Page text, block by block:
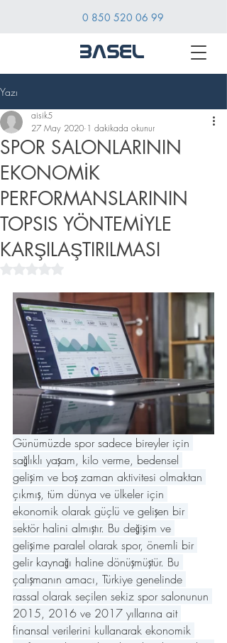
BASEL
0 850 520 06 99
Yazı
SPOR SALONLARININ
EKONOMİK
PERFORMANSLARININ
TOPSIS YÖNTEMİYLE
KARŞILAŞTIRILMASI
aisik5
27 May 2020 1 dakikada okunur
Günümüzde spor sadece bireyler için
sağlıklı yaşam, kilo verme, bedensel
gelişim ve boş zaman aktivitesi olmaktan
çıkmış, tüm dünya ve ülkeler için
ekonomik olarak güçlü ve gelişen bir
sektör halini almıştır. Bu değişim ve
gelişime paralel olarak spor, önemli bir
gelir kaynağı haline dönüşmüştür. Bu
çalışmanın amacı, Türkiye genelinde
rassal olarak seçilen sekiz spor salonunun
2015, 2016 ve 2017 yıllarına ait
finansal verilerini kullanarak ekonomik